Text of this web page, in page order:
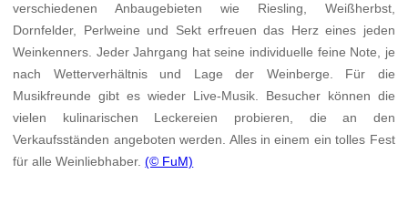
verschiedenen Anbaugebieten wie Riesling, Weißherbst,
Dornfelder, Perlweine und Sekt erfreuen das Herz eines jeden
Weinkenners. Jeder Jahrgang hat seine individuelle feine Note, je
nach Wetterverhältnis und Lage der Weinberge. Für die
Musikfreunde gibt es wieder Live-Musik. Besucher können die
vielen kulinarischen Leckereien probieren, die an den
Verkaufsständen angeboten werden. Alles in einem ein tolles Fest
für alle Weinliebhaber.(© FuM)